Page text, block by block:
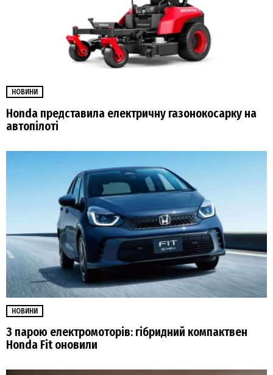
НОВИНИ
Honda представила електричну газонокосарку на
автопілоті
НОВИНИ
З парою електромоторів: гібридний компактвен
Honda Fit оновили